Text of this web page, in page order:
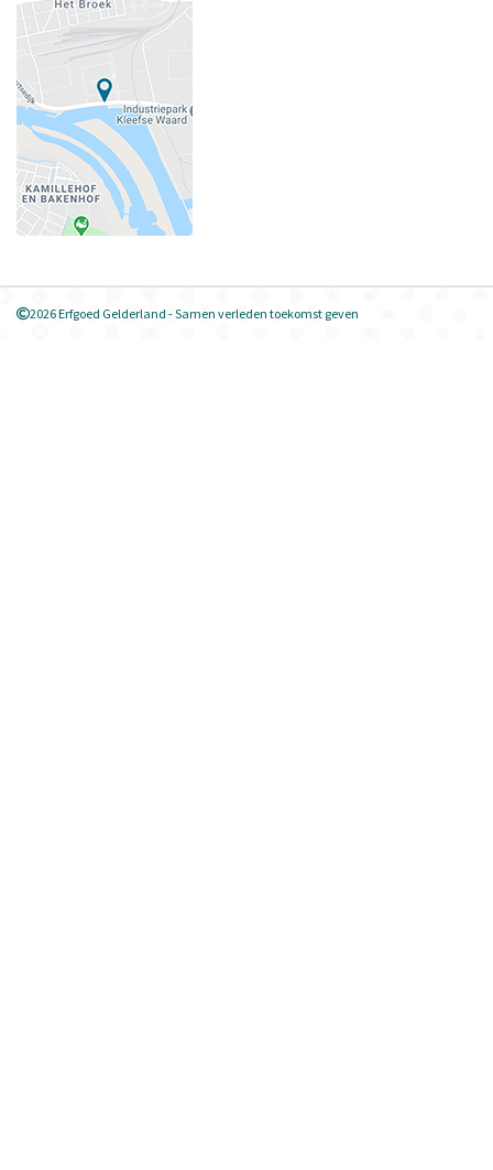
2026 Erfgoed Gelderland - Samen verleden toekomst geven